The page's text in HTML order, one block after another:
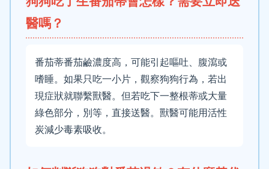
醫嗎？
番茄蒂番茄鹼濃度高，可能引起嘔吐、腹瀉或
嗜睡。如果只吃一小片，觀察狗狗行為，若出
現症狀就聯繫獸醫。但若吃下一整根蒂或大量
綠色部分，別等，直接送醫。獸醫可能用活性
炭減少毒素吸收。